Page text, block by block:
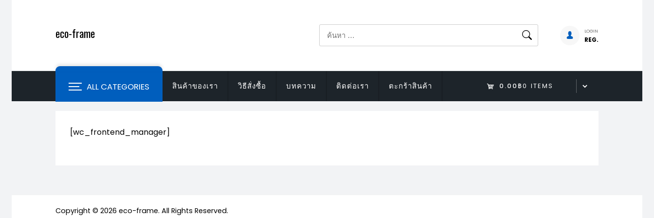
eco-frame
ค้นหา
สำหรับ:
LOGIN
REG.
ALL CATEGORIES สินค้าของเรา วิธีสั่งซื้อ บทความ ติดต่อเรา ตะกร้าสินค้า 0.00฿0 ITEMS
[wc_frontend_manager]
Copyright © 2026 eco-frame. All Rights Reserved.